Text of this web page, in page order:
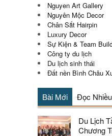
Nguyen Art Gallery
Nguyên Mộc Decor
Chân Sắt Hairpin
Luxury Decor
Sự Kiện & Team
Công ty du lịch
Du lịch sinh thái
Đất nền Bình Châu
Bài Mới Đọc Nhiều
Du Lịch
Chương